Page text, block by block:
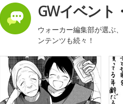
GWイベント
ウォーカー編集部が選ぶ
ンテンツも続々！